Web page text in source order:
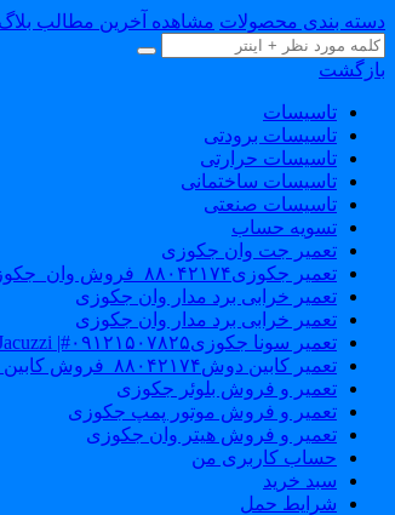
دسته بندی محصولات مشاهده آخرین مطالب بلاگ
بازگشت
تاسیسات
تاسیسات برودتی
تاسیسات حرارتی
تاسیسات ساختمانی
تاسیسات صنعتی
تسویه حساب
تعمیر جت وان جکوزی
تعمیر جکوزی۸۸۰۴۲۱۷۴_فروش وان_جکوزی
تعمیر خرابی برد مدار وان جکوزی
تعمیر خرابی برد مدار وان جکوزی
تعمیر سونا جکوزی۰۹۱۲۱۵۰۷۸۲۵#| Sauna | Jacuzzi
تعمیر کابین دوش۸۸۰۴۲۱۷۴_فروش کابین دوش
تعمیر و فروش بلوئر جکوزی
تعمیر و فروش موتور پمپ جکوزی
تعمیر و فروش هیتر وان جکوزی
حساب کاربری من
سبد خرید
شرایط حمل